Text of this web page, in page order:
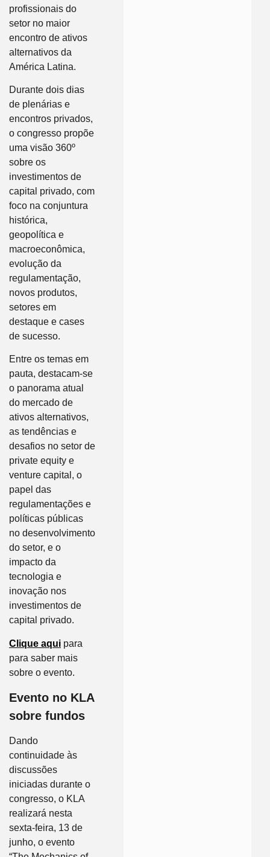
profissionais do
setor no maior
encontro de ativos
alternativos da
América Latina.
Durante dois dias
de plenárias e
encontros privados,
o congresso propõe
uma visão 360º
sobre os
investimentos de
capital privado, com
foco na conjuntura
histórica,
geopolítica e
macroeconômica,
evolução da
regulamentação,
novos produtos,
setores em
destaque e cases
de sucesso.
Entre os temas em
pauta, destacam-se
o panorama atual
do mercado de
ativos alternativos,
as tendências e
desafios no setor de
private equity e
venture capital, o
papel das
regulamentações e
políticas públicas
no desenvolvimento
do setor, e o
impacto da
tecnologia e
inovação nos
investimentos de
capital privado.
Clique aqui para
para saber mais
sobre o evento.
Evento no KLA
sobre fundos
Dando
continuidade às
discussões
iniciadas durante o
congresso, o KLA
realizará nesta
sexta-feira, 13 de
junho, o evento